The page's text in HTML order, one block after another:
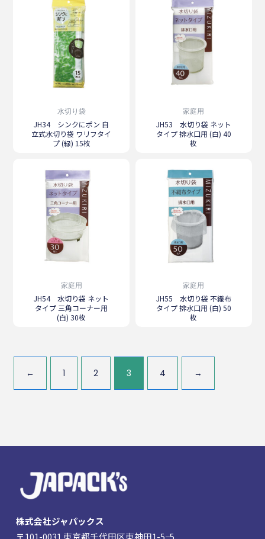
水切り袋
JH34 シンクにポン 自
立式水切り袋 ワリフタイ
プ (緑) 15枚
家庭用
JH53 水切り袋 ネット
タイプ 排水口用 (白) 40
枚
家庭用
JH54 水切り袋 ネット
タイプ 三角コーナー用
(白) 30枚
家庭用
JH55 水切り袋 不織布
タイプ 排水口用 (白) 50
枚
← 1 2 3 4 →
株式会社ジャパックス
〒101-0031 東京都千代田区東神田1-5−5